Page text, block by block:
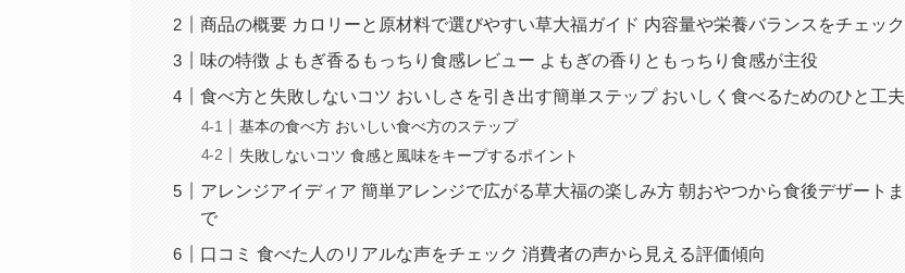
商品の概要 カロリーと原材料で選びやすい草大福ガイド 内容量や栄養バランスをチェック
味の特徴 よもぎ香るもっちり食感レビュー よもぎの香りともっちり食感が主役
食べ方と失敗しないコツ おいしさを引き出す簡単ステップ おいしく食べるためのひと工夫
基本の食べ方 おいしい食べ方のステップ
失敗しないコツ 食感と風味をキープするポイント
アレンジアイディア 簡単アレンジで広がる草大福の楽しみ方 朝おやつから食後デザートま
で
口コミ 食べた人のリアルな声をチェック 消費者の声から見える評価傾向